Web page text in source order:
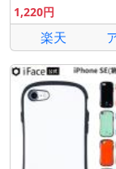
1,220円
楽天